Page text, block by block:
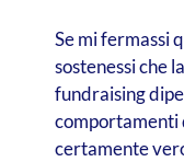
Se mi fermassi
sostenessi che
fundraising
comportamenti
certamente